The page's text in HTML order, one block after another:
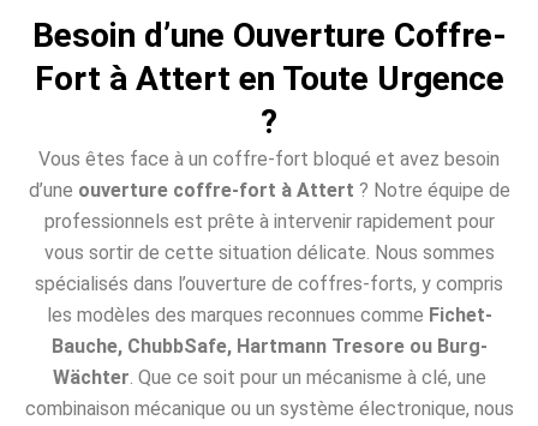
Besoin d’une Ouverture Coffre-
Fort à Attert en Toute Urgence
?
Vous êtes face à un coffre-fort bloqué et avez besoin
d’une ouverture coffre-fort à Attert ? Notre équipe de
professionnels est prête à intervenir rapidement pour
vous sortir de cette situation délicate. Nous sommes
spécialisés dans l’ouverture de coffres-forts, y compris
les modèles des marques reconnues comme Fichet-
Bauche, ChubbSafe, Hartmann Tresore ou Burg-
Wächter . Que ce soit pour un mécanisme à clé, une
combinaison mécanique ou un système électronique, nous